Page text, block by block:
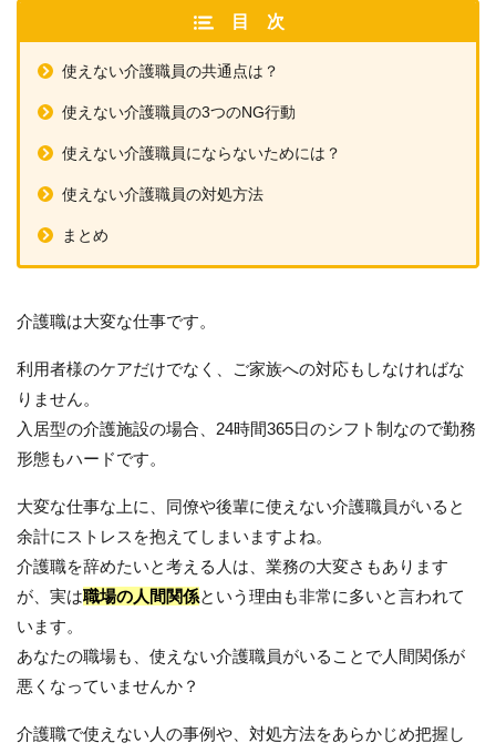
目次
使えない介護職員の共通点は？
使えない介護職員の3つのNG行動
使えない介護職員にならないためには？
使えない介護職員の対処方法
まとめ
介護職は大変な仕事です。
利用者様のケアだけでなく、ご家族への対応もしなければな
りません。
入居型の介護施設の場合、24時間365日のシフト制なので勤務
形態もハードです。
大変な仕事な上に、同僚や後輩に使えない介護職員がいると
余計にストレスを抱えてしまいますよね。
介護職を辞めたいと考える人は、業務の大変さもあります
が、実は職場の人間関係という理由も非常に多いと言われて
います。
あなたの職場も、使えない介護職員がいることで人間関係が
悪くなっていませんか？
介護職で使えない人の事例や、対処方法をあらかじめ把握し